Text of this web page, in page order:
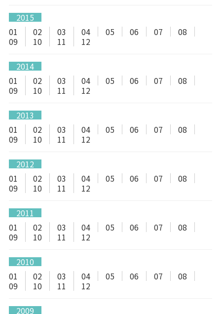
2015
01
02 03 04 05 06 07
08
09
10 11 12
2014
01
02 03 04 05 06 07
08
09
10 11 12
2013
01
02 03 04 05 06 07
08
09
10 11 12
2012
01
02 03 04 05 06 07
08
09
10 11 12
2011
01
02 03 04 05 06 07
08
09
10 11 12
2010
01
02 03 04 05 06 07
08
09
10 11 12
2009